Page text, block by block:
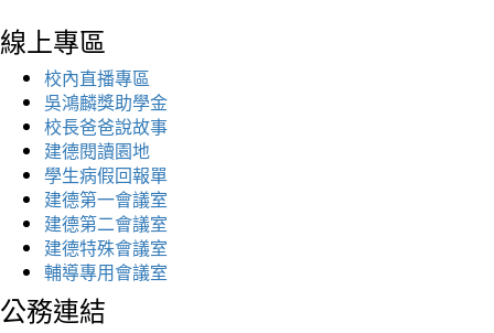
線上專區
校內直播專區
吳鴻麟獎助學金
校長爸爸說故事
建德閱讀園地
學生病假回報單
建德第一會議室
建德第二會議室
建德特殊會議室
輔導專用會議室
公務連結